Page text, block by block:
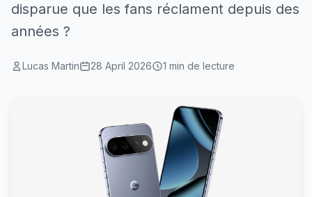
disparue que les fans réclament depuis des
années ?
Lucas Martin 28 April 2026 1 min de lecture